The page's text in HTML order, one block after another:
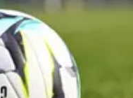
devra faire"...